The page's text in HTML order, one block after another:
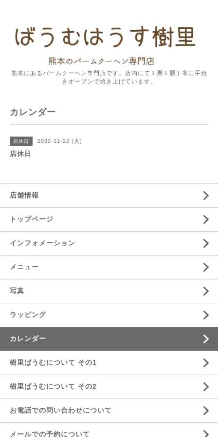
熊本にあるバームクーヘン専門店です。店内にて１層１層丁寧に手焼
きオーブンで焼き上げています。
カレンダー
店休日 2022-11-22 (火)
店休日
店舗情報
トップページ
インフォメーション
メニュー
写真
ラッピング
カレンダー
樹里ばうむについて その1
樹里ばうむについて その2
お電話での問い合わせについて
メールでの予約について